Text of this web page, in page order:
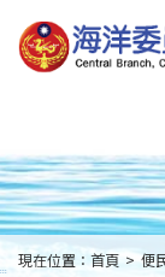
到
主
要
to
main
content
:::
現在位置： 首頁 > 便